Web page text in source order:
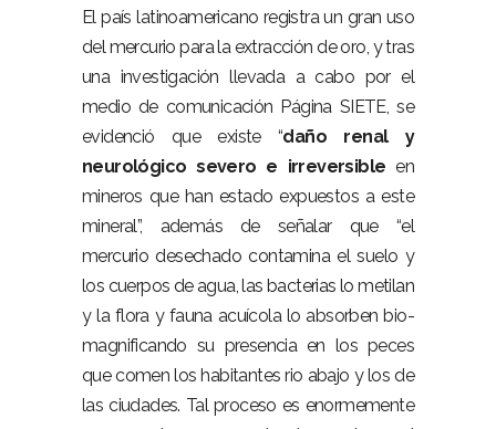
El país latinoamericano registra un gran uso
del mercurio para la extracción de oro, y tras
una investigación llevada a cabo por el
medio de comunicación Página SIETE, se
evidenció que existe “daño renal y
neurológico severo e irreversible en
mineros que han estado expuestos a este
mineral”, además de señalar que “el
mercurio desechado contamina el suelo y
los cuerpos de agua, las bacterias lo metilan
y la flora y fauna acuícola lo absorben bio-
magnificando su presencia en los peces
que comen los habitantes rio abajo y los de
las ciudades. Tal proceso es enormemente